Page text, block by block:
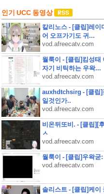
인기 UCC 동영상
칼리노스 - [클립]레이
어 오프가기도 귀...
vod.afreecatv.com
월룩이 - [클립]킴성태
자기 비틱하는 우왁...
vod.afreecatv.com
auxhdtchsirg - [클립]
일것인가..
vod.afreecatv.com
비온뒤또비. - [클립][
ㅅ
vod.afreecatv.com
월룩이 - [클립]우왁굳
vod.afreecatv.com
솔리스트 - [클립]케이